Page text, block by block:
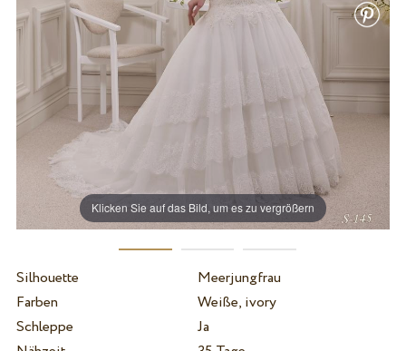
Klicken Sie auf das Bild, um es zu vergrößern
Silhouette
Meerjungfrau
Farben
Weiße, ivory
Schleppe
Ja